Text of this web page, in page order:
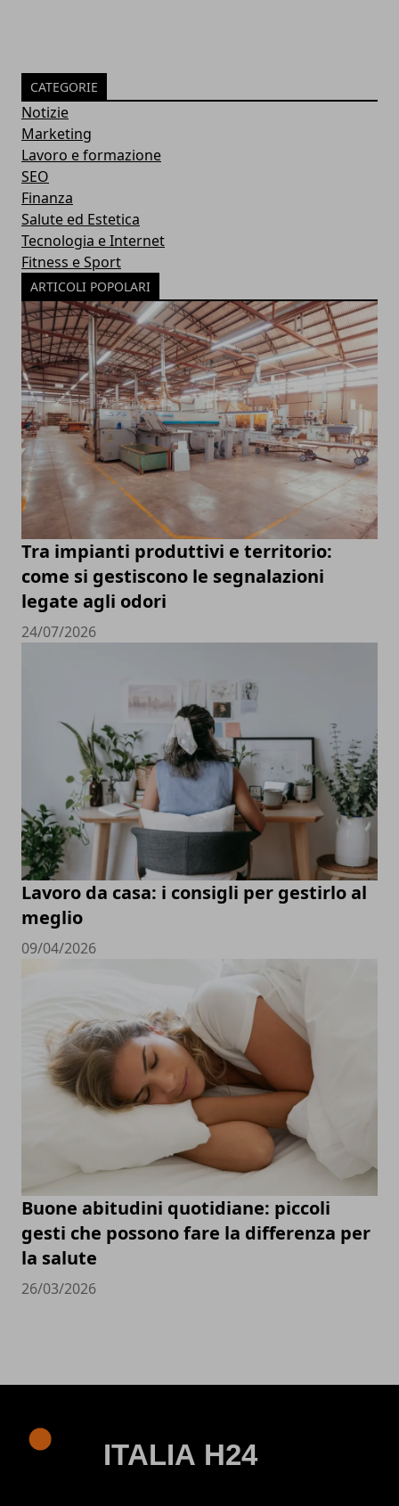
CATEGORIE
Notizie
Marketing
Lavoro e formazione
SEO
Finanza
Salute ed Estetica
Tecnologia e Internet
Fitness e Sport
ARTICOLI POPOLARI
Tra impianti produttivi e territorio:
come si gestiscono le segnalazioni
legate agli odori
24/07/2026
Lavoro da casa: i consigli per gestirlo al
meglio
09/04/2026
Buone abitudini quotidiane: piccoli
gesti che possono fare la differenza per
la salute
26/03/2026